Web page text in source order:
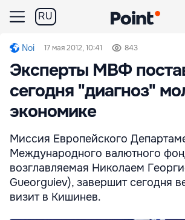
RU
Noi 17 мая 2012, 10:41 843
Эксперты МВФ
сегодня "диагноз"
экономике
Миссия Европейского
Международного валютного
возглавляемая Николаем
Gueorguiev), завершит сегодня
визит в Кишинев.